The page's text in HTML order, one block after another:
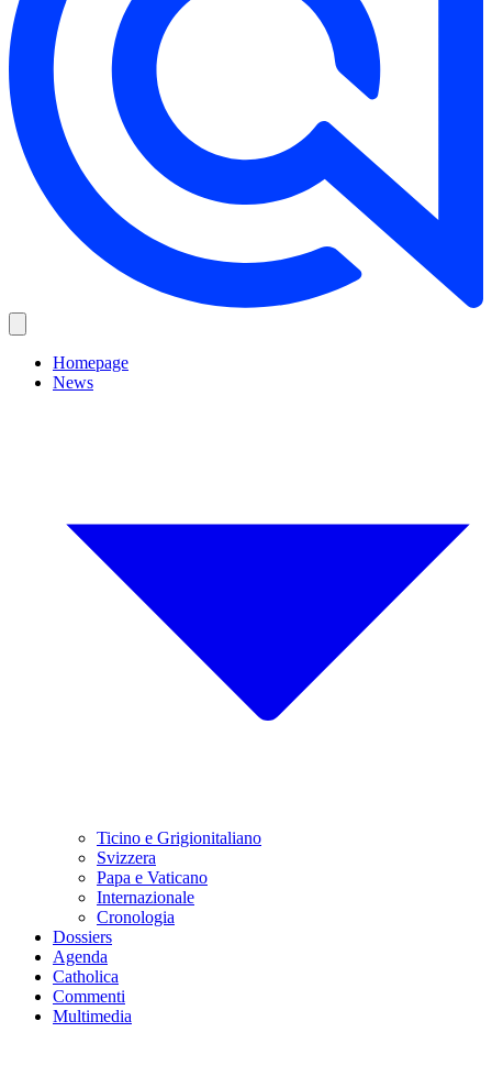
Homepage
News
Ticino e Grigionitaliano
Svizzera
Papa e Vaticano
Internazionale
Cronologia
Dossiers
Agenda
Catholica
Commenti
Multimedia